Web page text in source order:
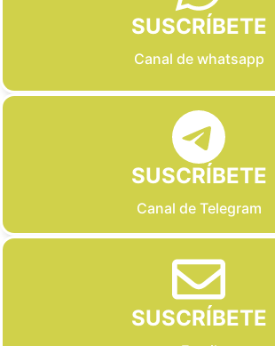
SUSCRÍBETE
Canal de whatsapp
SUSCRÍBETE
Canal de Telegram
SUSCRÍBETE